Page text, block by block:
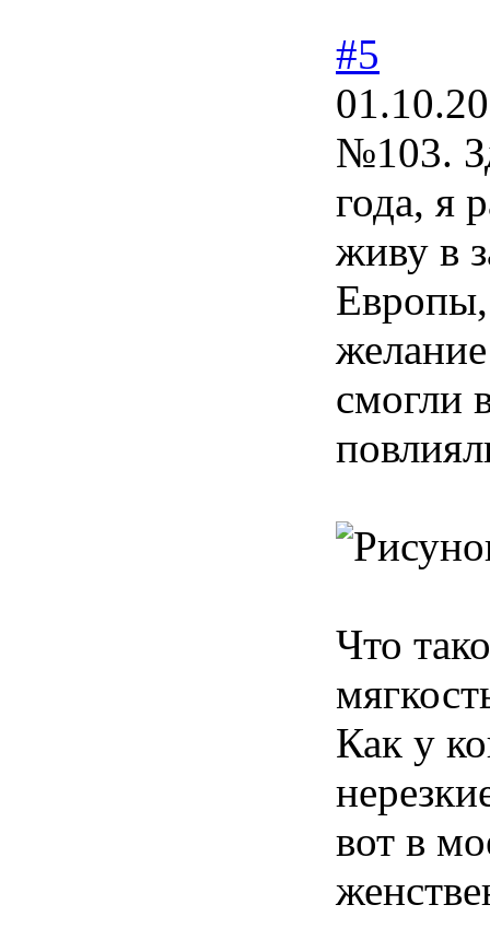
#5
№103.
года, я
живу в
смогли
Что
Как у
вот в